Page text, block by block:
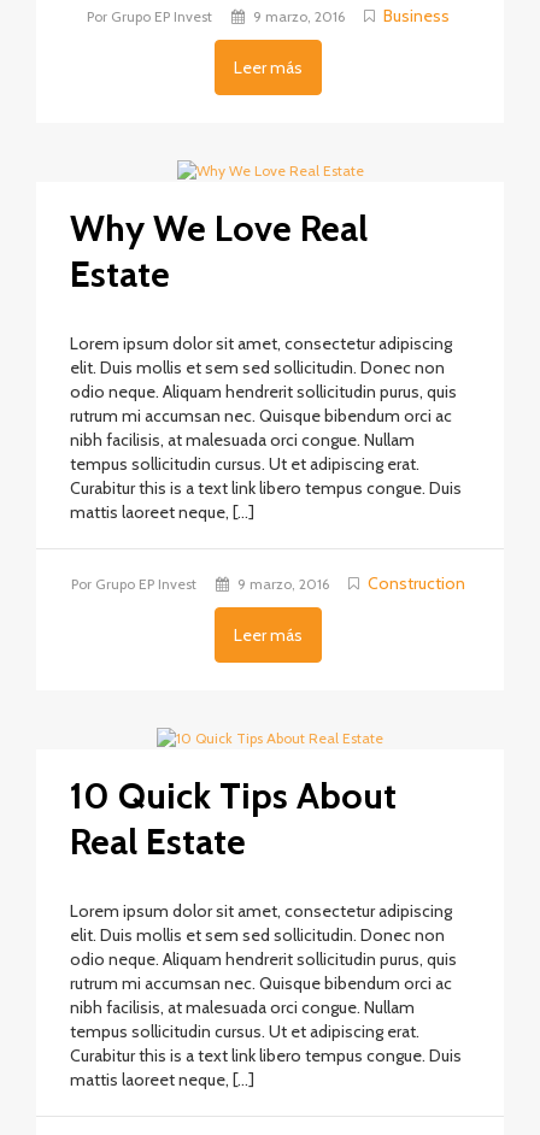
Por Grupo EP Invest 9 marzo, 2016 Business
Leer más
Why We Love Real
Estate
Lorem ipsum dolor sit amet, consectetur adipiscing
elit. Duis mollis et sem sed sollicitudin. Donec non
odio neque. Aliquam hendrerit sollicitudin purus, quis
rutrum mi accumsan nec. Quisque bibendum orci ac
nibh facilisis, at malesuada orci congue. Nullam
tempus sollicitudin cursus. Ut et adipiscing erat.
Curabitur this is a text link libero tempus congue. Duis
mattis laoreet neque, […]
Por Grupo EP Invest 9 marzo, 2016 Construction
Leer más
10 Quick Tips About
Real Estate
Lorem ipsum dolor sit amet, consectetur adipiscing
elit. Duis mollis et sem sed sollicitudin. Donec non
odio neque. Aliquam hendrerit sollicitudin purus, quis
rutrum mi accumsan nec. Quisque bibendum orci ac
nibh facilisis, at malesuada orci congue. Nullam
tempus sollicitudin cursus. Ut et adipiscing erat.
Curabitur this is a text link libero tempus congue. Duis
mattis laoreet neque, […]